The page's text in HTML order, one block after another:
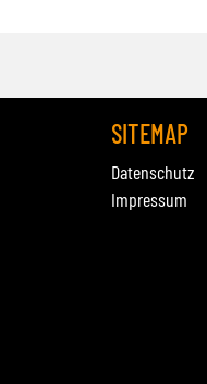
SITEMAP
Datenschutz
Impressum